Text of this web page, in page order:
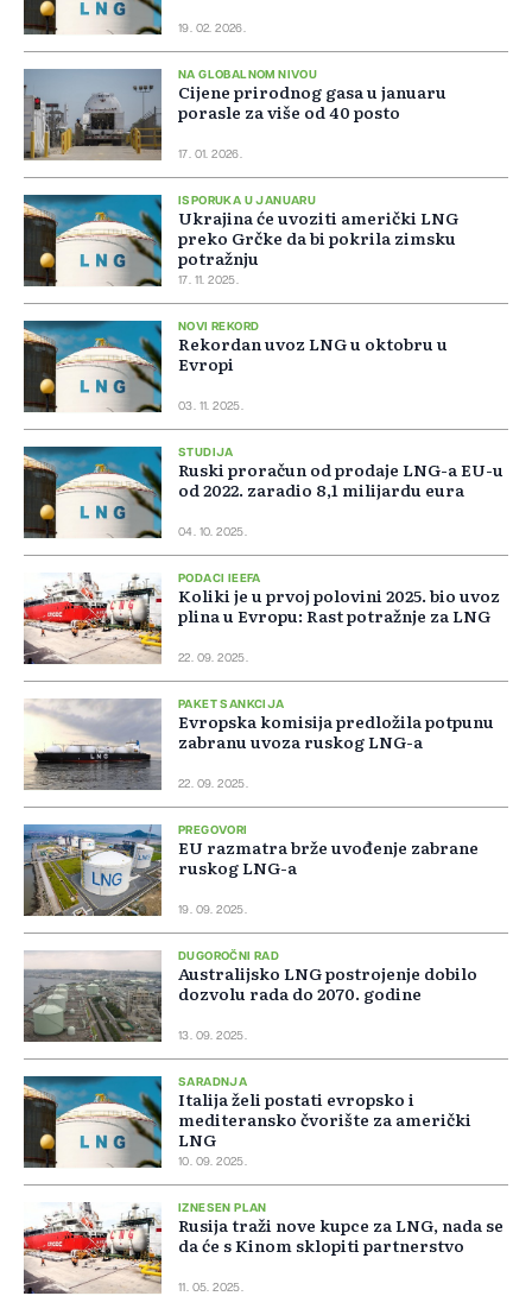
19. 02. 2026.
NA GLOBALNOM NIVOU
Cijene prirodnog gasa u januaru
porasle za više od 40 posto
17. 01. 2026.
ISPORUKA U JANUARU
Ukrajina će uvoziti američki LNG
preko Grčke da bi pokrila zimsku
potražnju
17. 11. 2025.
NOVI REKORD
Rekordan uvoz LNG u oktobru u
Evropi
03. 11. 2025.
STUDIJA
Ruski proračun od prodaje LNG-a EU-u
od 2022. zaradio 8,1 milijardu eura
04. 10. 2025.
PODACI IEEFA
Koliki je u prvoj polovini 2025. bio uvoz
plina u Evropu: Rast potražnje za LNG
22. 09. 2025.
PAKET SANKCIJA
Evropska komisija predložila potpunu
zabranu uvoza ruskog LNG-a
22. 09. 2025.
PREGOVORI
EU razmatra brže uvođenje zabrane
ruskog LNG-a
19. 09. 2025.
DUGOROČNI RAD
Australijsko LNG postrojenje dobilo
dozvolu rada do 2070. godine
13. 09. 2025.
SARADNJA
Italija želi postati evropsko i
mediteransko čvorište za američki
LNG
10. 09. 2025.
IZNESEN PLAN
Rusija traži nove kupce za LNG, nada se
da će s Kinom sklopiti partnerstvo
11. 05. 2025.